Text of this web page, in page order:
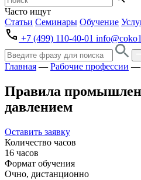
Часто ищут
Статьи Семинары Обучение
+7 (499) 110-40-01
Главная — Рабочие профессии —
Правила
давлением
Оставить заявку
Количество часов
16 часов
Формат обучения
Очно, дистанционно